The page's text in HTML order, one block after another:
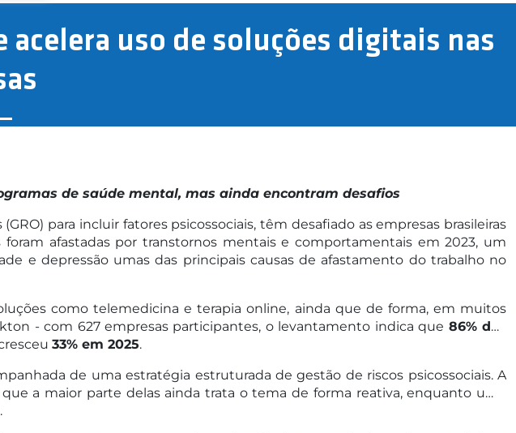
uso de soluções digitais nas
de saúde mental, mas ainda encontram desafios
para incluir fatores psicossociais, têm desafiado as empresas brasileiras
afastadas por transtornos mentais e comportamentais em 2023, um
e depressão umas das principais causas de afastamento do trabalho no
como telemedicina e terapia online, ainda que de forma, em muitos
- com 627 empresas participantes, o levantamento indica que 86% das
33% em 2025.
de uma estratégia estruturada de gestão de riscos psicossociais. A
a maior parte delas ainda trata o tema de forma reativa, enquanto uma